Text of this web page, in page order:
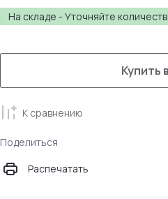
На складе - Уточняйте
Купить
К сравнению
Поделиться
Распечатать